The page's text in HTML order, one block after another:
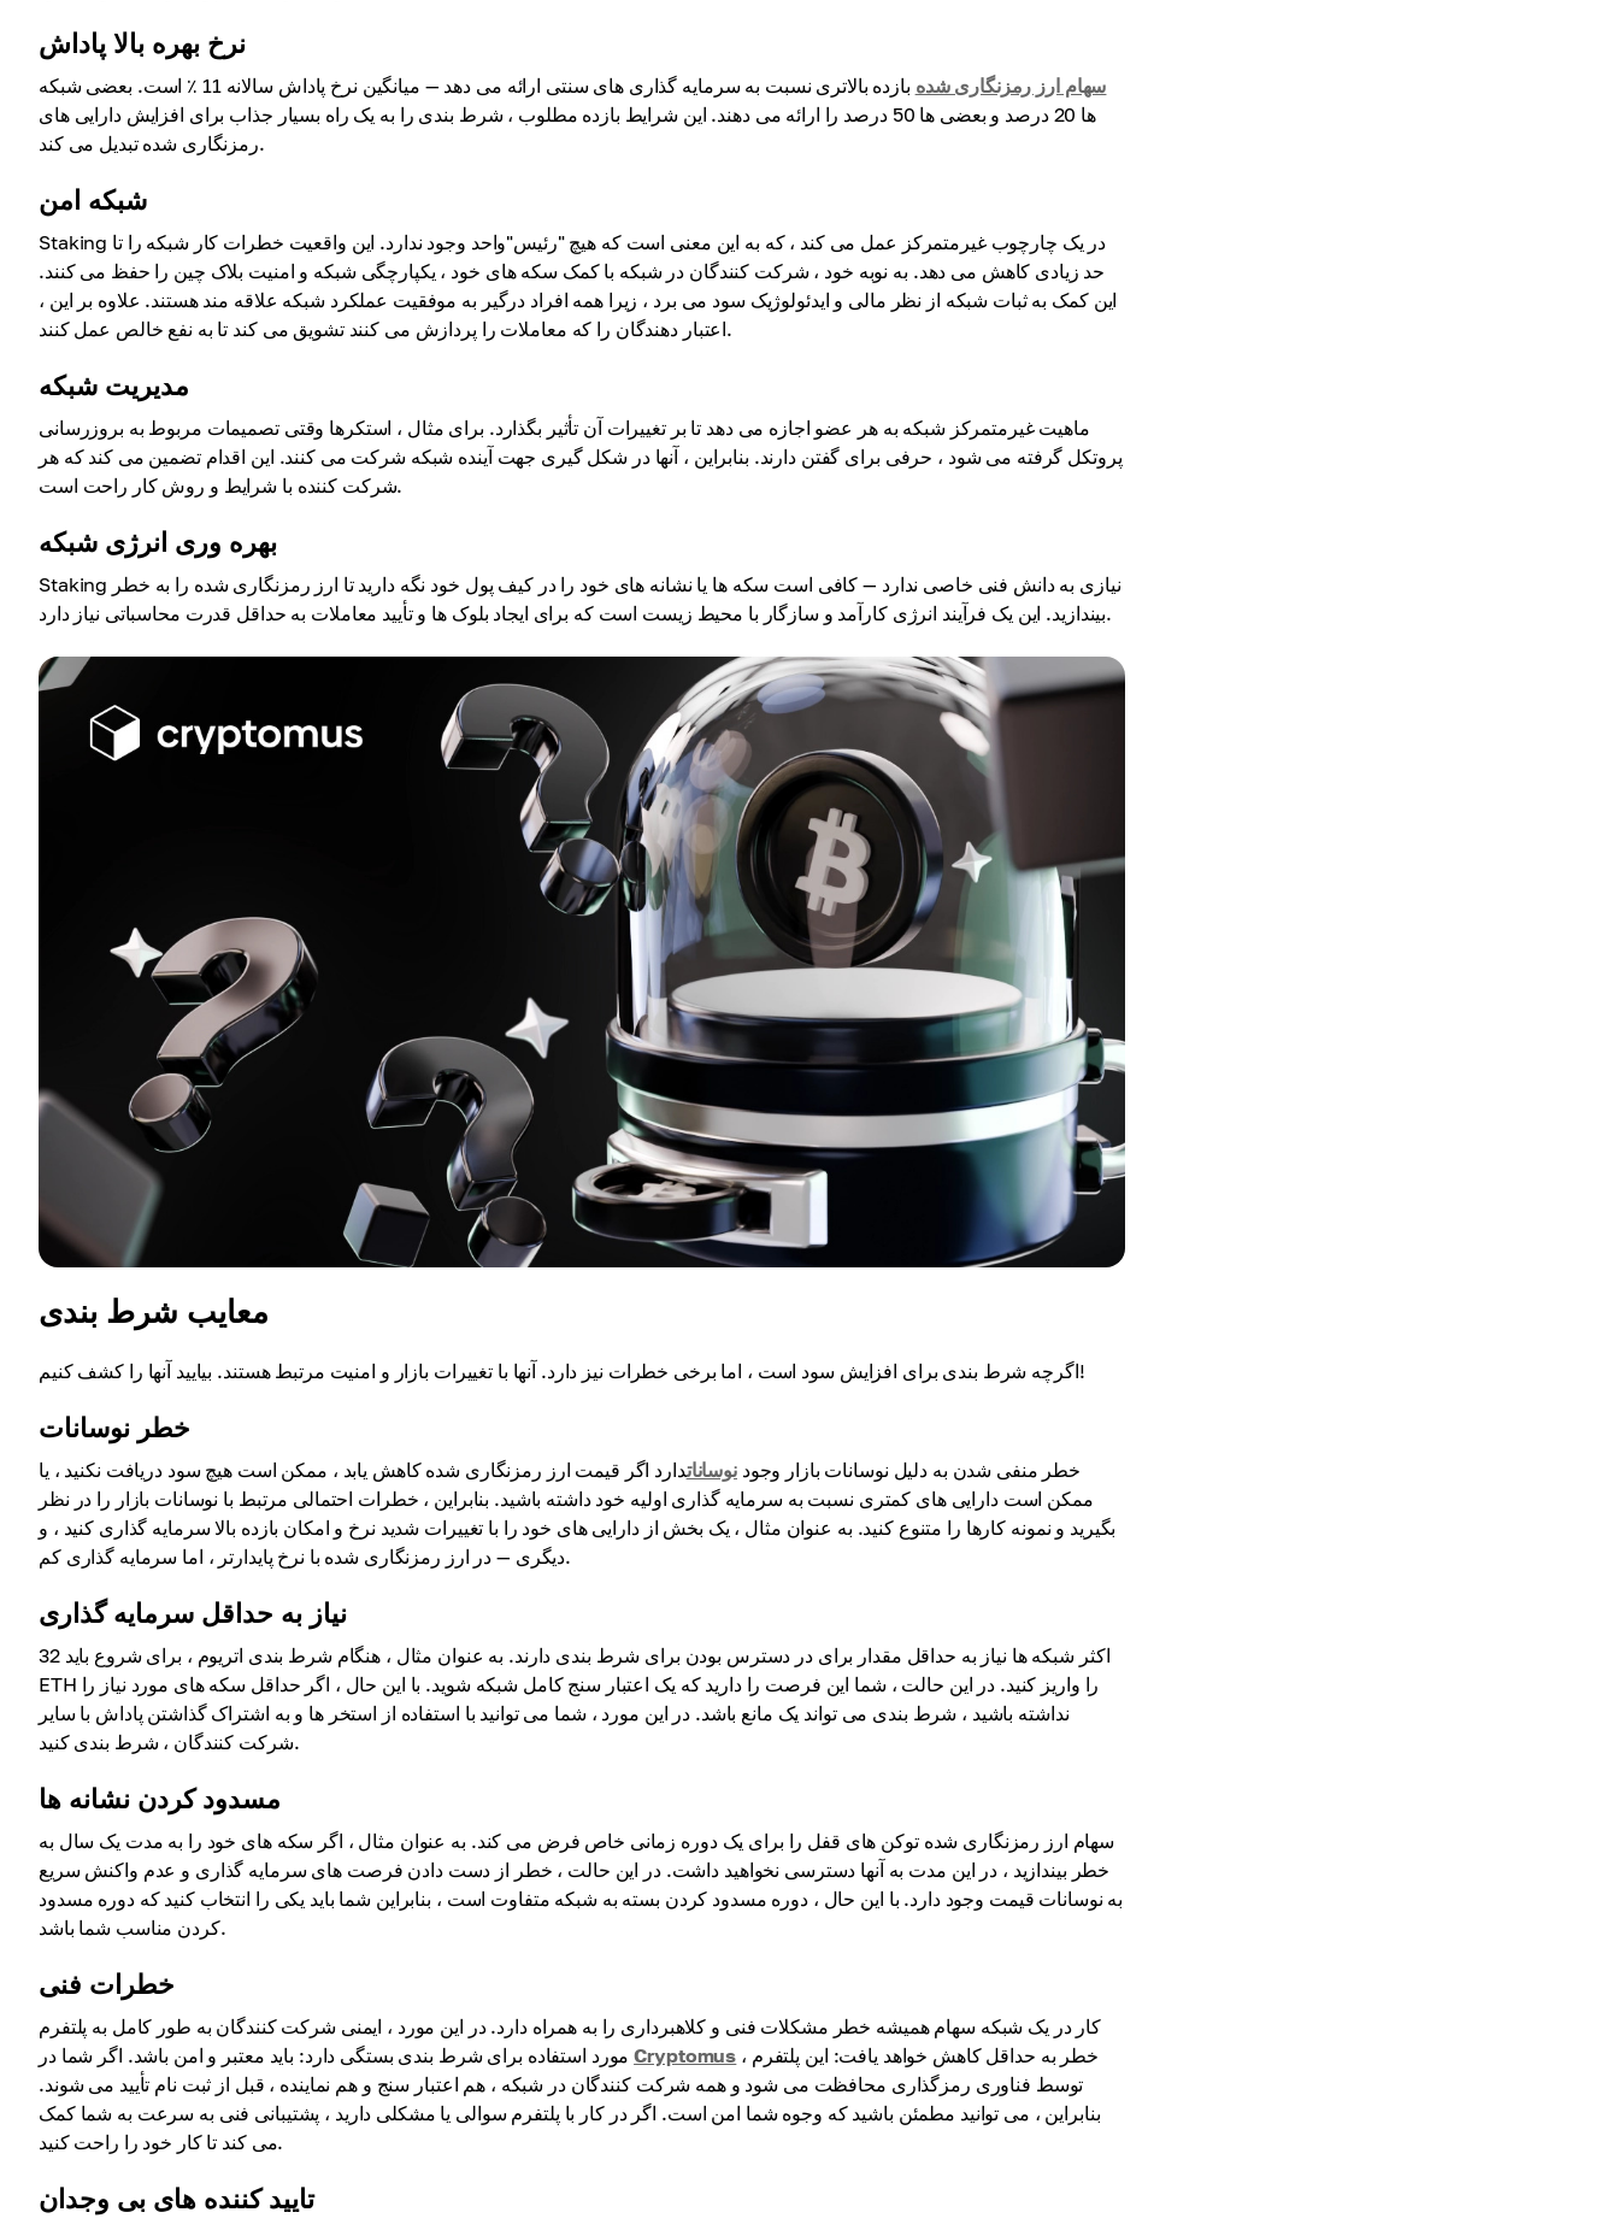
نرخ بهره بالا پاداش
سهام ارز رمزنگاری شده
بازده بالاتری نسبت به سرمایه گذاری های سنتی ارائه می دهد — میانگین نرخ پاداش سالانه 11 ٪ است. بعضی شبکه
ها 20 درصد و بعضی ها 50 درصد را ارائه می دهند. این شرایط بازده مطلوب ، شرط بندی را به یک راه بسیار جذاب برای افزایش دارایی های
رمزنگاری شده تبدیل می کند.
شبکه امن
Staking در یک چارچوب غیرمتمرکز عمل می کند ، که به این معنی است که هیچ "رئیس"واحد وجود ندارد. این واقعیت خطرات کار شبکه را تا
حد زیادی کاهش می دهد. به نوبه خود ، شرکت کنندگان در شبکه با کمک سکه های خود ، یکپارچگی شبکه و امنیت بلاک چین را حفظ می کنند.
این کمک به ثبات شبکه از نظر مالی و ایدئولوژیک سود می برد ، زیرا همه افراد درگیر به موفقیت عملکرد شبکه علاقه مند هستند. علاوه بر این ،
اعتبار دهندگان را که معاملات را پردازش می کنند تشویق می کند تا به نفع خالص عمل کنند.
مدیریت شبکه
ماهیت غیرمتمرکز شبکه به هر عضو اجازه می دهد تا بر تغییرات آن تأثیر بگذارد. برای مثال ، استکرها وقتی تصمیمات مربوط به بروزرسانی
پروتکل گرفته می شود ، حرفی برای گفتن دارند. بنابراین ، آنها در شکل گیری جهت آینده شبکه شرکت می کنند. این اقدام تضمین می کند که هر
شرکت کننده با شرایط و روش کار راحت است.
بهره وری انرژی شبکه
Staking نیازی به دانش فنی خاصی ندارد — کافی است سکه ها یا نشانه های خود را در کیف پول خود نگه دارید تا ارز رمزنگاری شده را به خطر
بیندازید. این یک فرآیند انرژی کارآمد و سازگار با محیط زیست است که برای ایجاد بلوک ها و تأیید معاملات به حداقل قدرت محاسباتی نیاز دارد.
معایب شرط بندی
اگرچه شرط بندی برای افزایش سود است ، اما برخی خطرات نیز دارد. آنها با تغییرات بازار و امنیت مرتبط هستند. بیایید آنها را کشف کنیم!
خطر نوسانات
خطر منفی شدن به دلیل نوسانات بازار وجودنوساناتدارد اگر قیمت ارز رمزنگاری شده کاهش یابد ، ممکن است هیچ سود دریافت نکنید ، یا
ممکن است دارایی های کمتری نسبت به سرمایه گذاری اولیه خود داشته باشید. بنابراین ، خطرات احتمالی مرتبط با نوسانات بازار را در نظر
بگیرید و نمونه کارها را متنوع کنید. به عنوان مثال ، یک بخش از دارایی های خود را با تغییرات شدید نرخ و امکان بازده بالا سرمایه گذاری کنید ، و
دیگری — در ارز رمزنگاری شده با نرخ پایدارتر ، اما سرمایه گذاری کم.
نیاز به حداقل سرمایه گذاری
اکثر شبکه ها نیاز به حداقل مقدار برای در دسترس بودن برای شرط بندی دارند. به عنوان مثال ، هنگام شرط بندی اتریوم ، برای شروع باید 32
ETH را واریز کنید. در این حالت ، شما این فرصت را دارید که یک اعتبار سنج کامل شبکه شوید. با این حال ، اگر حداقل سکه های مورد نیاز را
نداشته باشید ، شرط بندی می تواند یک مانع باشد. در این مورد ، شما می توانید با استفاده از استخر ها و به اشتراک گذاشتن پاداش با سایر
شرکت کنندگان ، شرط بندی کنید.
مسدود کردن نشانه ها
سهام ارز رمزنگاری شده توکن های قفل را برای یک دوره زمانی خاص فرض می کند. به عنوان مثال ، اگر سکه های خود را به مدت یک سال به
خطر بیندازید ، در این مدت به آنها دسترسی نخواهید داشت. در این حالت ، خطر از دست دادن فرصت های سرمایه گذاری و عدم واکنش سریع
به نوسانات قیمت وجود دارد. با این حال ، دوره مسدود کردن بسته به شبکه متفاوت است ، بنابراین شما باید یکی را انتخاب کنید که دوره مسدود
کردن مناسب شما باشد.
خطرات فنی
کار در یک شبکه سهام همیشه خطر مشکلات فنی و کلاهبرداری را به همراه دارد. در این مورد ، ایمنی شرکت کنندگان به طور کامل به پلتفرم
مورد استفاده برای شرط بندی بستگی دارد: باید معتبر و امن باشد. اگر شما درCryptomus ، خطر به حداقل کاهش خواهد یافت: این پلتفرم
توسط فناوری رمزگذاری محافظت می شود و همه شرکت کنندگان در شبکه ، هم اعتبار سنج و هم نماینده ، قبل از ثبت نام تأیید می شوند.
بنابراین ، می توانید مطمئن باشید که وجوه شما امن است. اگر در کار با پلتفرم سوالی یا مشکلی دارید ، پشتیبانی فنی به سرعت به شما کمک
می کند تا کار خود را راحت کنید.
تایید کننده های بی وجدان